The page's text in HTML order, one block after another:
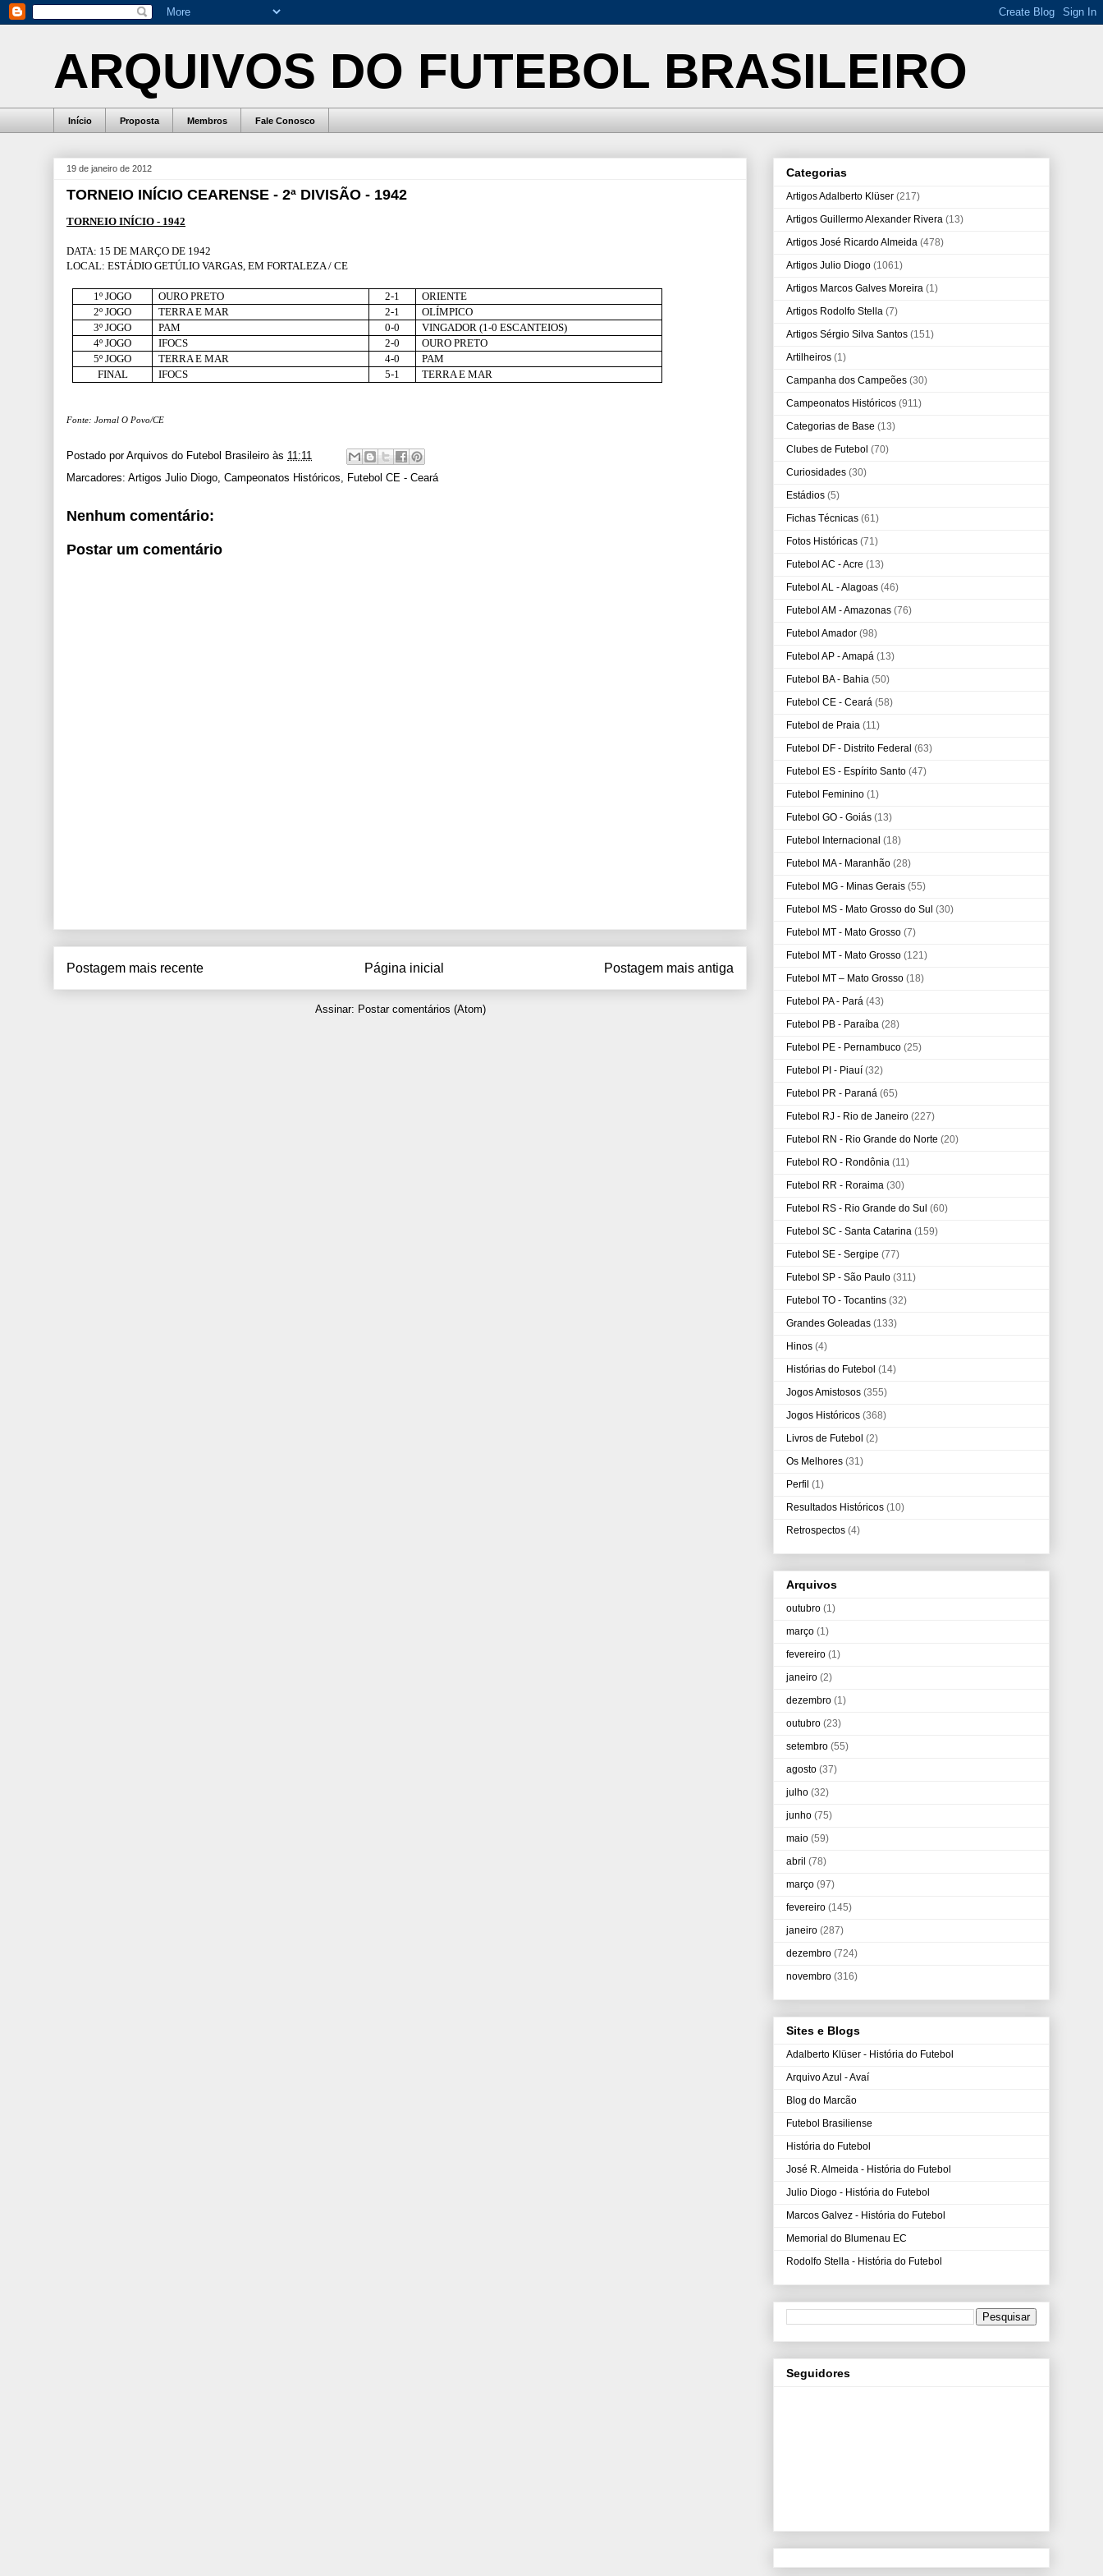
ARQUIVOS DO FUTEBOL BRASILEIRO
Início Proposta Membros Fale Conosco
19 de janeiro de 2012
TORNEIO INÍCIO CEARENSE - 2ª DIVISÃO - 1942
TORNEIO INÍCIO - 1942
DATA: 15 DE MARÇO DE 1942
LOCAL: ESTÁDIO GETÚLIO VARGAS, EM FORTALEZA / CE
1º JOGO OURO PRETO 2-1
ORIENTE
2º JOGO
TERRA E MAR 2-1
OLÍMPICO
3º JOGO
PAM 0-0
VINGADOR (1-0 ESCANTEIOS)
4º JOGO
IFOCS 2-0
OURO PRETO
5º JOGO
TERRA E MAR 4-0
PAM
FINAL
IFOCS 5-1 TERRA E MAR
Fonte: Jornal O Povo/CE
Postado porArquivos do Futebol Brasileiro às 11:11
Marcadores: Artigos Julio Diogo, Campeonatos Históricos, Futebol CE - Ceará
Nenhum comentário:
Postar um comentário
Postagem mais recente Postagem mais antiga
Página inicial
Assinar: Postar comentários (Atom)
Categorias
Artigos Adalberto Klüser (217)
Artigos Guillermo Alexander Rivera (13)
Artigos José Ricardo Almeida (478)
Artigos Julio Diogo (1061)
Artigos Marcos Galves Moreira (1)
Artigos Rodolfo Stella (7)
Artigos Sérgio Silva Santos (151)
Artilheiros (1)
Campanha dos Campeões (30)
Campeonatos Históricos (911)
Categorias de Base (13)
Clubes de Futebol (70)
Curiosidades (30)
Estádios (5)
Fichas Técnicas (61)
Fotos Históricas (71)
Futebol AC - Acre (13)
Futebol AL - Alagoas (46)
Futebol AM - Amazonas (76)
Futebol Amador (98)
Futebol AP - Amapá (13)
Futebol BA - Bahia (50)
Futebol CE - Ceará (58)
Futebol de Praia (11)
Futebol DF - Distrito Federal (63)
Futebol ES - Espírito Santo (47)
Futebol Feminino (1)
Futebol GO - Goiás (13)
Futebol Internacional (18)
Futebol MA - Maranhão (28)
Futebol MG - Minas Gerais (55)
Futebol MS - Mato Grosso do Sul (30)
Futebol MT - Mato Grosso (7)
Futebol MT - Mato Grosso (121)
Futebol MT – Mato Grosso (18)
Futebol PA - Pará (43)
Futebol PB - Paraíba (28)
Futebol PE - Pernambuco (25)
Futebol PI - Piauí (32)
Futebol PR - Paraná (65)
Futebol RJ - Rio de Janeiro (227)
Futebol RN - Rio Grande do Norte (20)
Futebol RO - Rondônia (11)
Futebol RR - Roraima (30)
Futebol RS - Rio Grande do Sul (60)
Futebol SC - Santa Catarina (159)
Futebol SE - Sergipe (77)
Futebol SP - São Paulo (311)
Futebol TO - Tocantins (32)
Grandes Goleadas (133)
Hinos (4)
Histórias do Futebol (14)
Jogos Amistosos (355)
Jogos Históricos (368)
Livros de Futebol (2)
Os Melhores (31)
Perfil (1)
Resultados Históricos (10)
Retrospectos (4)
Arquivos
outubro (1)
março (1)
fevereiro (1)
janeiro (2)
dezembro (1)
outubro (23)
setembro (55)
agosto (37)
julho (32)
junho (75)
maio (59)
abril (78)
março (97)
fevereiro (145)
janeiro (287)
dezembro (724)
novembro (316)
Sites e Blogs
Adalberto Klüser - História do Futebol
Arquivo Azul - Avaí
Blog do Marcão
Futebol Brasiliense
História do Futebol
José R. Almeida - História do Futebol
Julio Diogo - História do Futebol
Marcos Galvez - História do Futebol
Memorial do Blumenau EC
Rodolfo Stella - História do Futebol
Seguidores